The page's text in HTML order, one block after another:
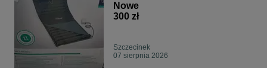
Nowe
300 zł
Szczecinek
07 sierpnia 2026